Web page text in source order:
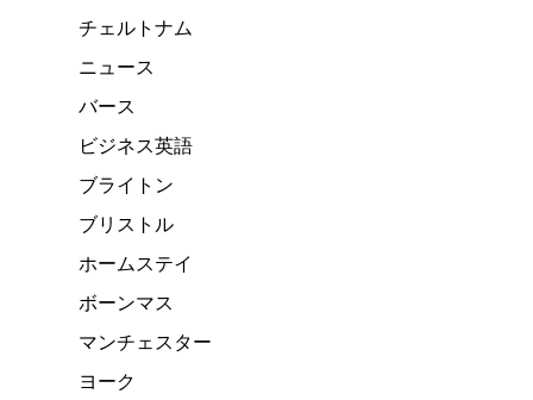
チェルトナム
ニュース
バース
ビジネス英語
ブライトン
ブリストル
ホームステイ
ボーンマス
マンチェスター
ヨーク